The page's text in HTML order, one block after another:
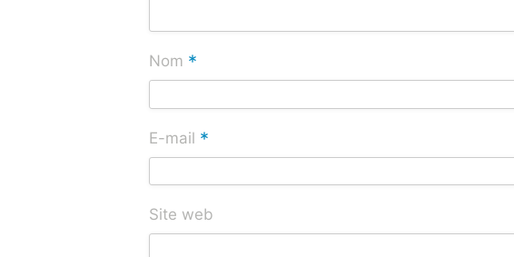
Nom *
E-mail *
Site web